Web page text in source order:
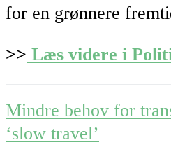
for en grønnere
>> Læs videre i
Post
navigation
Mindre behov for
‘slow travel’